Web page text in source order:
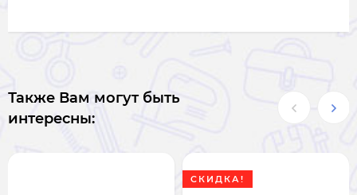
Также Вам могут быть
интересны:
СКИДКА!